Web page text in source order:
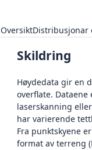
OversiktDistribusjonar
Skildring
Høydedata gir en
overflate.
laserskanning
har varierende
Fra punktskyene
format av terreng